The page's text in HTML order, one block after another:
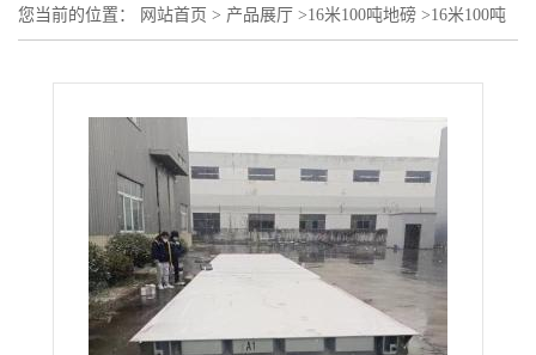
您当前的位置： 网站首页 > 产品展厅 >16米100吨地磅 >16米100吨